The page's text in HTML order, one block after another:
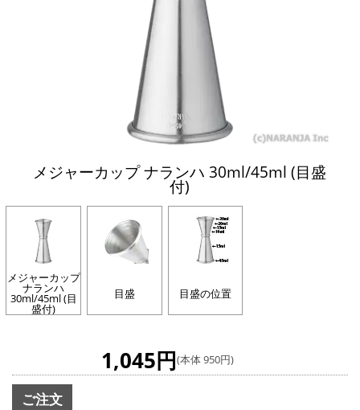
メジャーカップ ナランハ 30ml/45ml (目盛
付)
メジャーカップ
ナランハ
30ml/45ml (目
盛付)
目盛 目盛の位置
1,045円(本体 950円)
ご注文